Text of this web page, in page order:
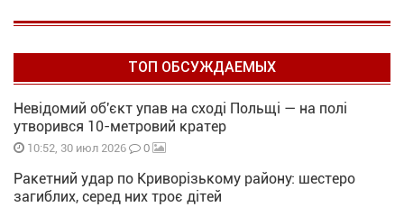
ТОП ОБСУЖДАЕМЫХ
Невідомий об'єкт упав на сході Польщі — на полі
утворився 10-метровий кратер
10:52, 30 июл 2026 0
Ракетний удар по Криворізькому району: шестеро
загиблих, серед них троє дітей